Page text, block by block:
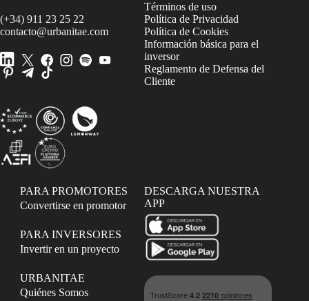
(+34) 911 23 25 22
contacto@urbanitae.com
Términos de uso
Política de Privacidad
Política de Cookies
Información básica para el
inversor
Reglamento de Defensa del
Cliente
PARA PROMOTORES
Convertirse en promotor
PARA INVERSORES
Invertir en un proyecto
URBANITAE
Quiénes Somos
DESCARGA NUESTRA
APP